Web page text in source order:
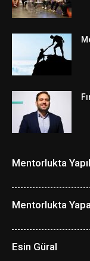
Mentorlukta
Mentorlukta
Esin Güral